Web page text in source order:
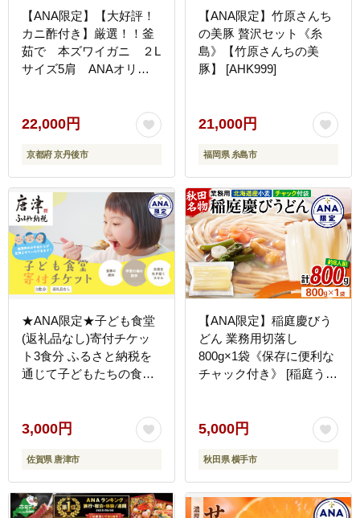
【ANA限定】【大好評！
カニ酢付き】厳選！！釜
茹で 本ズワイガニ ２L
サイズ5肩 ANAオリジ
22,000円
京都府 京丹後市
【ANA限定】竹原さんち
の美豚 贅沢セット《糸
島》【竹原さんちの美
豚】 [AHK999]
21,000円
福岡県 糸島市
★ANA限定★子ども食堂
(返礼品なし)寄付チケッ
ト3食分 ふるさと納税を
通じて子どもたちの食事
餓 居場所 子供食堂 つな
3,000円
佐賀県 唐津市
【ANA限定】稲庭慶びう
どん 業務用切落し
800g×1袋《保存に便利な
チャック付き》 [稲庭うど
5,000円
秋田県 横手市